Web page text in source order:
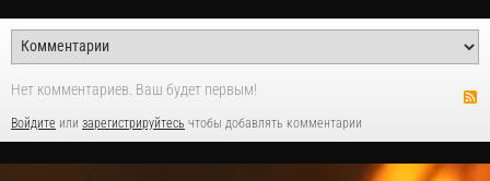
Нет комментариев. Ваш будет первым!
Войдите или зарегистрируйтесь чтобы добавлять комментарии